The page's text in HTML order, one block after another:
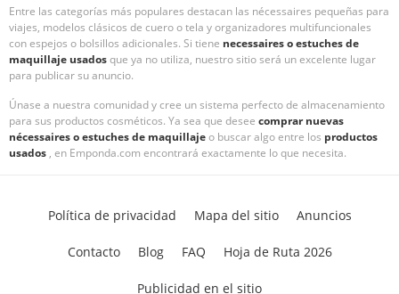
Entre las categorías más populares destacan las nécessaires pequeñas para
viajes, modelos clásicos de cuero o tela y organizadores multifuncionales
con espejos o bolsillos adicionales. Si tiene necessaires o estuches de
maquillaje usadosque ya no utiliza, nuestro sitio será un excelente lugar
para publicar su anuncio.
Únase a nuestra comunidad y cree un sistema perfecto de almacenamiento
para sus productos cosméticos. Ya sea que desee comprar nuevas
nécessaires o estuches de maquillajeo buscar algo entre los productos
usados , en Emponda.com encontrará exactamente lo que necesita.
Política de privacidad Mapa del sitio Anuncios
Contacto Blog FAQ Hoja de Ruta 2026
Publicidad en el sitio